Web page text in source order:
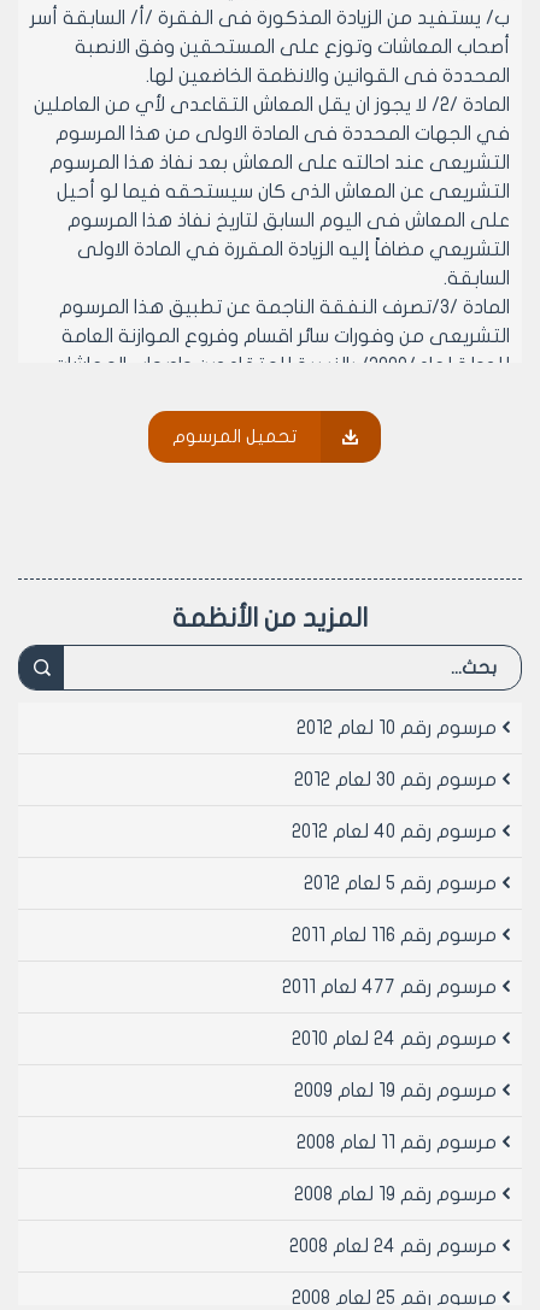
ب/ يستفيد من الزيادة المذكورة فى الفقرة /أ/ السابقة أسر
أصحاب المعاشات وتوزع على المستحقين وفق الانصبة
المحددة فى القوانين والانظمة الخاضعين لها.
المادة /2/ لا يجوز ان يقل المعاش التقاعدى لأي من العاملين
في الجهات المحددة فى المادة الاولى من هذا المرسوم
التشريعى عند احالته على المعاش بعد نفاذ هذا المرسوم
التشريعى عن المعاش الذى كان سيستحقه فيما لو أحيل
على المعاش فى اليوم السابق لتاريخ نفاذ هذا المرسوم
التشريعي مضافاً إليه الزيادة المقررة في المادة الاولى
السابقة.
المادة /3/تصرف النفقة الناجمة عن تطبيق هذا المرسوم
التشريعى من وفورات سائر اقسام وفروع الموازنة العامة
للدولة لعام/2008/ بالنسبة للمتقاعدين واصحاب المعاشات
للدولة. أما بالنسبة لبقية المتقاعدين واصحاب المعاشات
التقاعدية فتصرف النفقة الناجمة عن تطبيق هذا المرسوم
ويعمل به اعتبارا من /1/5/2008/ .
بشار الأسد
تحميل المرسوم
المزيد من الأنظمة
مرسوم رقم 10 لعام 2012
مرسوم رقم 30 لعام 2012
مرسوم رقم 40 لعام 2012
مرسوم رقم 5 لعام 2012
مرسوم رقم 116 لعام 2011
مرسوم رقم 477 لعام 2011
مرسوم رقم 24 لعام 2010
مرسوم رقم 19 لعام 2009
مرسوم رقم 11 لعام 2008
مرسوم رقم 19 لعام 2008
مرسوم رقم 24 لعام 2008
مرسوم رقم 25 لعام 2008